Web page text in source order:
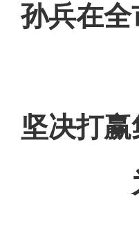
孙兵在全
坚决打